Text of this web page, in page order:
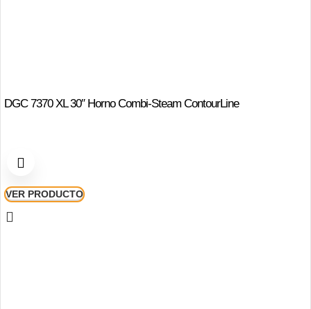
DGC 7370 XL 30″ Horno Combi-Steam ContourLine
VER PRODUCTO